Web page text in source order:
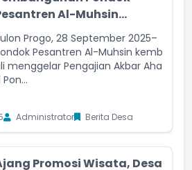
Al-Muhsin...
Progo, 28 September 2025–
Pesantren Al-Muhsin kemb
menggelar Pengajian Akbar Aha
Pon...
Administrator Berita Desa
Promosi Wisata, Desa